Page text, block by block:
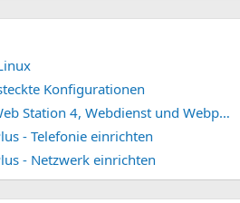
Konfigurationen
Synology DSM 7.2/7.3, Web Station 4, Webdienst und Webportal erstellen (ehemals vHost)
- Telefonie einrichten
- Netzwerk einrichten